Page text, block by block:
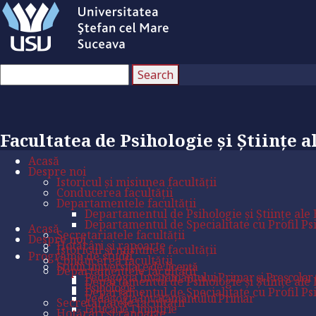
Facultatea de Psihologie și Științe
Acasă
Despre noi
Istoricul și misiunea facultății
Conducerea facultății
Departamentele facultății
Departamentul de Psihologie și Științe ale
Departamentul de Specialitate cu Profil
Secretariatele facultății
Hotărâri și rapoarte
Programe de studii
Studii universitare de licență
Pedagogia Învățământului Primar și Preșcolar
Psihologie
Pedagogia Învățământului Primar
Educație Timpurie
Acasă
Despre noi
Istoricul și misiunea facultății
Conducerea facultății
Departamentele facultății
Departamentul de Psihologie și Științe ale
Departamentul de Specialitate cu Profil
Secretariatele facultății